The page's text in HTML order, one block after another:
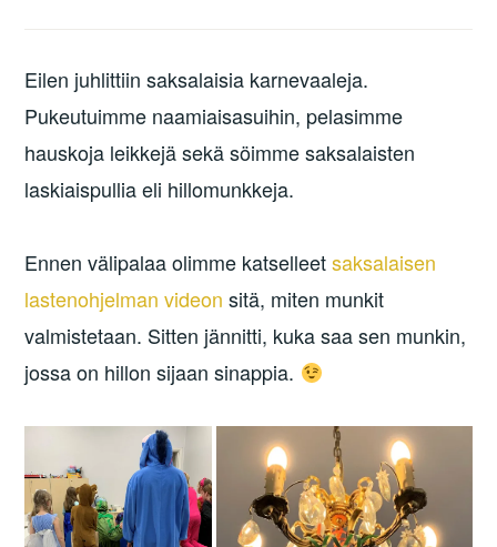
Eilen juhlittiin saksalaisia karnevaaleja.
Pukeutuimme naamiaisasuihin, pelasimme
hauskoja leikkejä sekä söimme saksalaisten
laskiaispullia eli hillomunkkeja.
Ennen välipalaa olimme katselleetsaksalaisen
lastenohjelman videon sitä, miten munkit
valmistetaan. Sitten jännitti, kuka saa sen munkin,
jossa on hillon sijaan sinappia.